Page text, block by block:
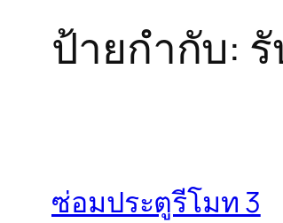
ป้ายกำกับ:
ซ่อมประตูรีโมท 3